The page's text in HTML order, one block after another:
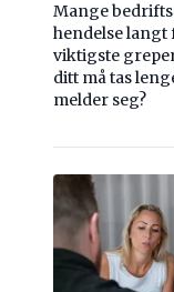
Mange
hendelse langt
viktigste
ditt må tas
melder seg?